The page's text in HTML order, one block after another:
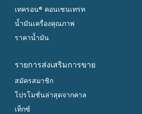
เทครอน® คอนเซนเทรท
น้ำมันเครื่องคุณภาพ
ราคาน้ำมัน
รายการส่งเสริมการขาย
สมัครสมาชิก
โปรโมชั่นล่าสุดจากคาล
เท็กซ์